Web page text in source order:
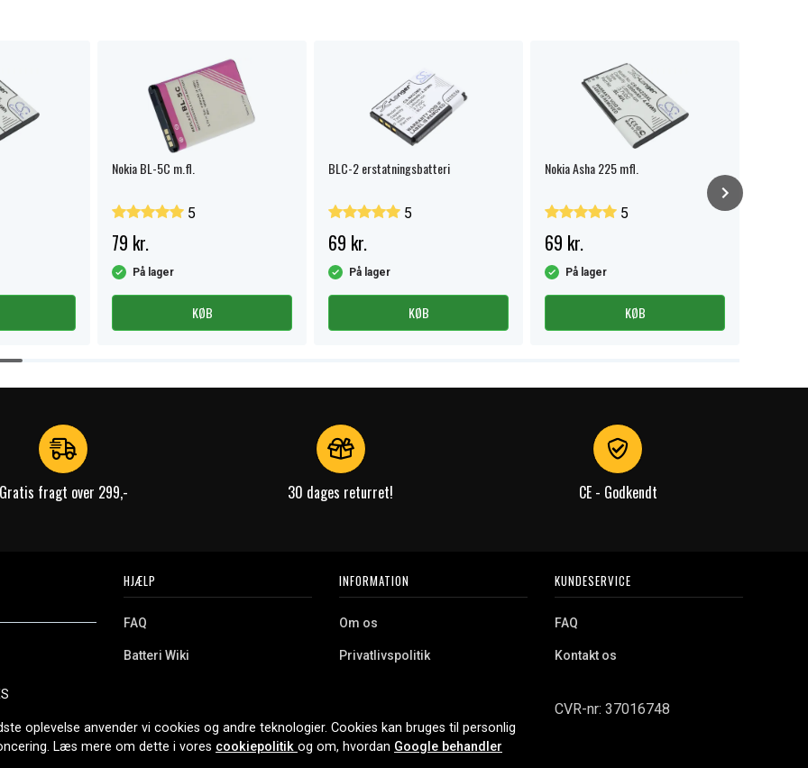
Nokia BL-5C m.fl.
5
79 kr.
På lager
KØB
BLC-2 erstatningsbatteri
5
69 kr.
På lager
KØB
Nokia Asha 225 mfl.
5
69 kr.
På lager
KØB
Gratis fragt over 299,- 30 dages returret! CE - Godkendt
Vi tilbyder et
og meget
siden
HJÆLP
FAQ
Batteri Wiki
Erhvervskunde
INFORMATION
Om os
Privatlivspolitik
Cookies
KUNDESERVICE
FAQ
Kontakt os
CVR-nr: 37016748
oplevelse anvender vi cookies og andre teknologier. Cookies kan bruges til personlig
Læs mere om dette i vores cookiepolitik og om, hvordan Google behandler